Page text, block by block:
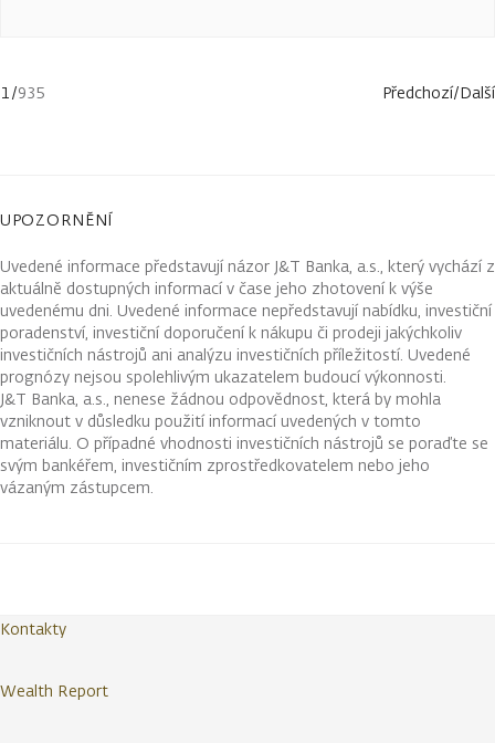
1/935 Předchozí/Další
UPOZORNĚNÍ
Uvedené informace představují názor J&T Banka, a.s., který vychází z
aktuálně dostupných informací v čase jeho zhotovení k výše
uvedenému dni. Uvedené informace nepředstavují nabídku, investiční
poradenství, investiční doporučení k nákupu či prodeji jakýchkoliv
investičních nástrojů ani analýzu investičních příležitostí. Uvedené
prognózy nejsou spolehlivým ukazatelem budoucí výkonnosti.
J&T Banka, a.s., nenese žádnou odpovědnost, která by mohla
vzniknout v důsledku použití informací uvedených v tomto
materiálu. O případné vhodnosti investičních nástrojů se poraďte se
svým bankéřem, investičním zprostředkovatelem nebo jeho
vázaným zástupcem.
Kontakty
Wealth Report